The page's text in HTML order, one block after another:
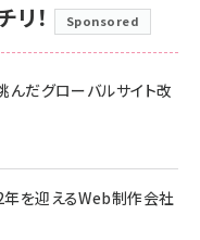
！ Sponsored
だグローバルサイト改
年を迎えるWeb制作会社